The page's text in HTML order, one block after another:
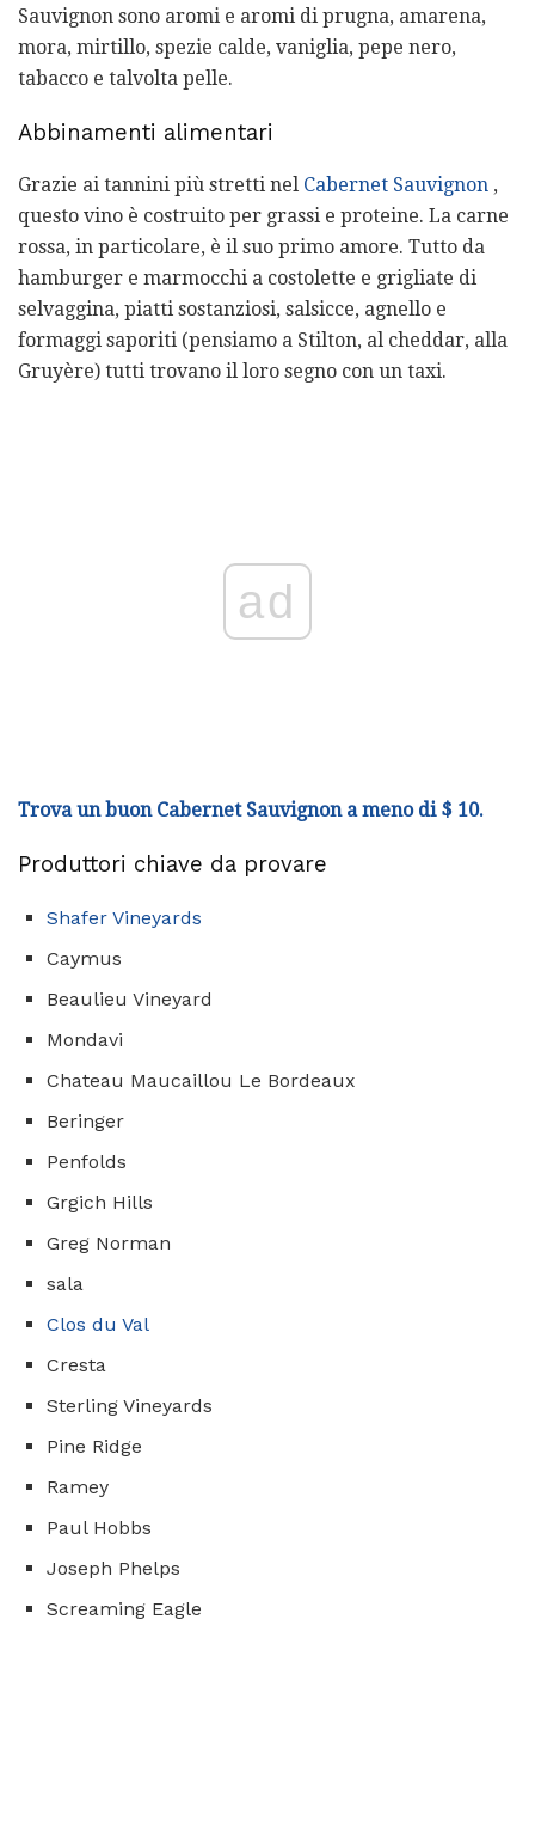
Sauvignon sono aromi e aromi di prugna, amarena,
mora, mirtillo, spezie calde, vaniglia, pepe nero,
tabacco e talvolta pelle.
Abbinamenti alimentari
Grazie ai tannini più stretti nel Cabernet Sauvignon ,
questo vino è costruito per grassi e proteine. La carne
rossa, in particolare, è il suo primo amore. Tutto da
hamburger e marmocchi a costolette e grigliate di
selvaggina, piatti sostanziosi, salsicce, agnello e
formaggi saporiti (pensiamo a Stilton, al cheddar, alla
Gruyère) tutti trovano il loro segno con un taxi.
ad
Trova un buon Cabernet Sauvignon a meno di $ 10.
Produttori chiave da provare
Shafer Vineyards
Caymus
Beaulieu Vineyard
Mondavi
Chateau Maucaillou Le Bordeaux
Beringer
Penfolds
Grgich Hills
Greg Norman
sala
Clos du Val
Cresta
Sterling Vineyards
Pine Ridge
Ramey
Paul Hobbs
Joseph Phelps
Screaming Eagle